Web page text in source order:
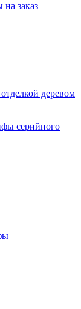
заказ
деревом
серийного